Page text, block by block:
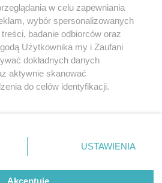
2 / 0
regulamin korzystania z portali
Skontakuj sięz nami
Kontakt
Wydawca
Redakcja
w celu zapewniania
wybór spersonalizowanych
badanie odbiorców oraz
Użytkownika my i Zaufani
dokładnych danych
aktywnie skanować
do celów identyfikacji.
przycisk ustawień prywatności
dolnym rogu strony
nie wymagają zgody
prawo sprzeciwić się takiemu
USTAWIENIA
Akceptuję